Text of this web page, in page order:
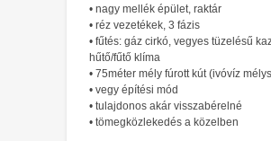
• nagy mellék épület, raktár
• réz vezetékek, 3 fázis
• fűtés: gáz cirkó, vegyes tüzelésű
hűtő/fűtő klíma
• 75méter mély fúrott kút (ivóvíz
• vegy építési mód
• tulajdonos akár visszabérelné
• tömegközlekedés a közelben